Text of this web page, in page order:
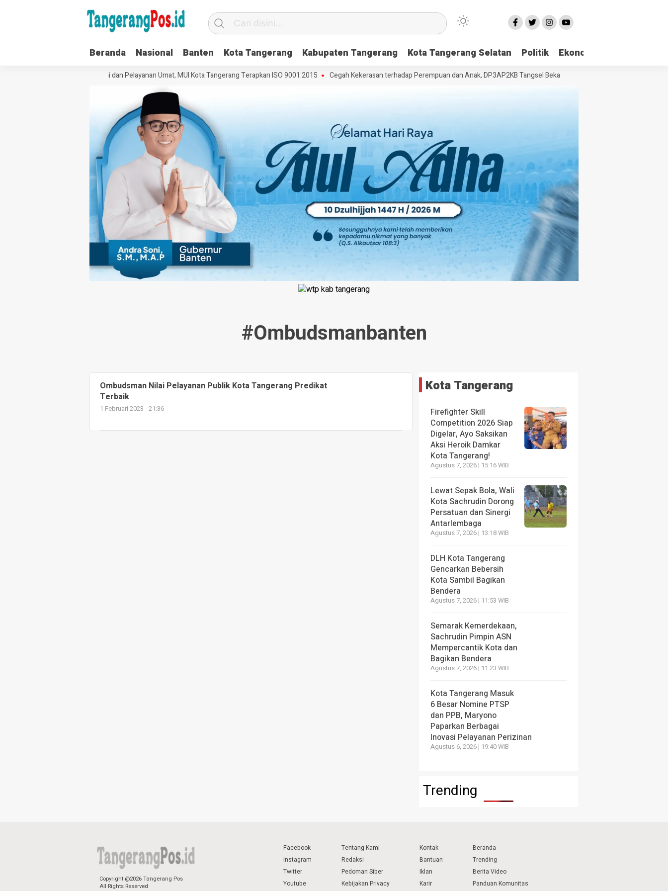
Beranda Nasional Banten Kota Tangerang Kabupaten Tangerang Kota Tangerang Selatan Politik Ekonomi
Perkuat Tata Kelola Organisasi dan Pelayanan Umat, MUI Kota Tangerang Terapkan ISO 9001:2015 Cegah Kekerasan terhadap Perempuan dan Anak, DP3AP2KB Tangsel Bekali Masyarakat Manajemen Stres dan
#ombudsmanbanten
Ombudsman Nilai Pelayanan Publik Kota Tangerang Predikat
Terbaik
1 Februari 2023 - 21:36
Kota Tangerang
Firefighter Skill
Competition 2026 Siap
Digelar, Ayo Saksikan
Aksi Heroik Damkar
Kota Tangerang!
Agustus 7, 2026 | 15:16 WIB
Lewat Sepak Bola, Wali
Kota Sachrudin Dorong
Persatuan dan Sinergi
Antarlembaga
Agustus 7, 2026 | 13:18 WIB
DLH Kota Tangerang
Gencarkan Bebersih
Kota Sambil Bagikan
Bendera
Agustus 7, 2026 | 11:53 WIB
Semarak Kemerdekaan,
Sachrudin Pimpin ASN
Mempercantik Kota dan
Bagikan Bendera
Agustus 7, 2026 | 11:23 WIB
Kota Tangerang Masuk
6 Besar Nomine PTSP
dan PPB, Maryono
Paparkan Berbagai
Inovasi Pelayanan Perizinan
Agustus 6, 2026 | 19:40 WIB
Trending
Copyright @2026 Tangerang Pos
All Rights Reserved
Facebook
Instagram
Twitter
Youtube
Tentang Kami
Redaksi
Pedoman Siber
Kebijakan Privacy
Kontak
Bantuan
Iklan
Karir
Beranda
Trending
Berita Video
Panduan Komunitas